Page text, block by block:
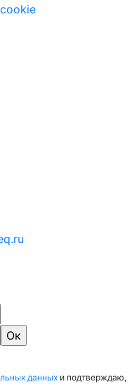
данных и подтверждаю,